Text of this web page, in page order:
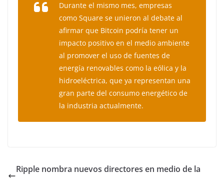
Durante el mismo mes, empresas
como Square se unieron al debate al
afirmar que Bitcoin podría tener un
impacto positivo en el medio ambiente
al promover el uso de fuentes de
energía renovables como la eólica y la
hidroeléctrica, que ya representan una
gran parte del consumo energético de
la industria actualmente.
Ripple nombra nuevos directores en medio de la